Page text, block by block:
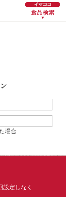
場合
設定しなく